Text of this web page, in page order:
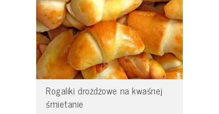
Rogaliki drożdżowe na kwaśnej
śmietanie